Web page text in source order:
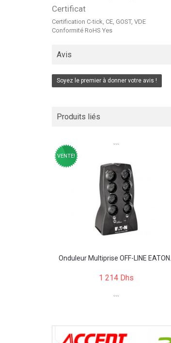
Certificat
Certification C-tick, CE, GOST, VDE
Conformité RoHS Yes
Avis
Soyez le premier à donner votre avis !
Produits liés
```
VENTE!
Onduleur Multiprise OFF-LINE EATON...
1 214 Dhs
```